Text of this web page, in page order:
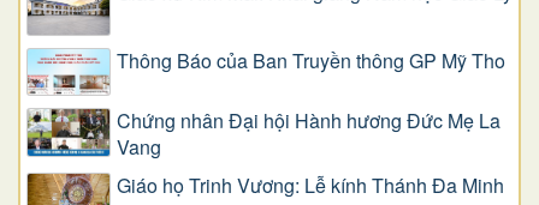
Thông Báo của Ban Truyền thông GP Mỹ Tho
Chứng nhân Đại hội Hành hương Đức Mẹ La
Vang
Giáo họ Trinh Vương: Lễ kính Thánh Đa Minh